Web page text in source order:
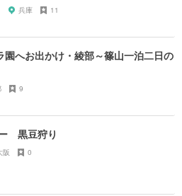
兵庫 11
園へお出かけ・綾部～篠山一泊二日の
9
黒豆狩り
阪 0